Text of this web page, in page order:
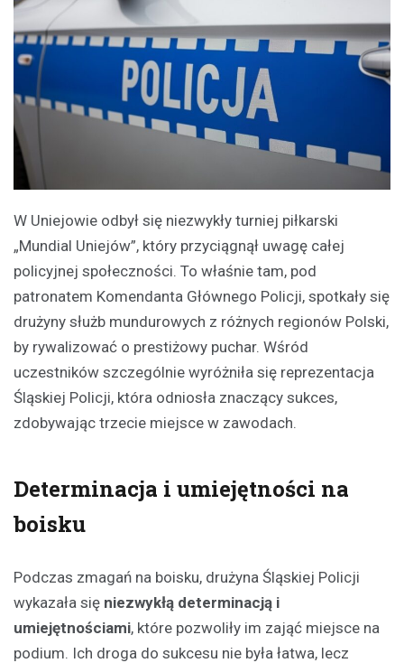
W Uniejowie odbył się niezwykły turniej piłkarski
„Mundial Uniejów”, który przyciągnął uwagę całej
policyjnej społeczności. To właśnie tam, pod
patronatem Komendanta Głównego Policji, spotkały się
drużyny służb mundurowych z różnych regionów Polski,
by rywalizować o prestiżowy puchar. Wśród
uczestników szczególnie wyróżniła się reprezentacja
Śląskiej Policji, która odniosła znaczący sukces,
zdobywając trzecie miejsce w zawodach.
Determinacja i umiejętności na
boisku
Podczas zmagań na boisku, drużyna Śląskiej Policji
wykazała się niezwykłą determinacją i
umiejętnościami, które pozwoliły im zająć miejsce na
podium. Ich droga do sukcesu nie była łatwa, lecz